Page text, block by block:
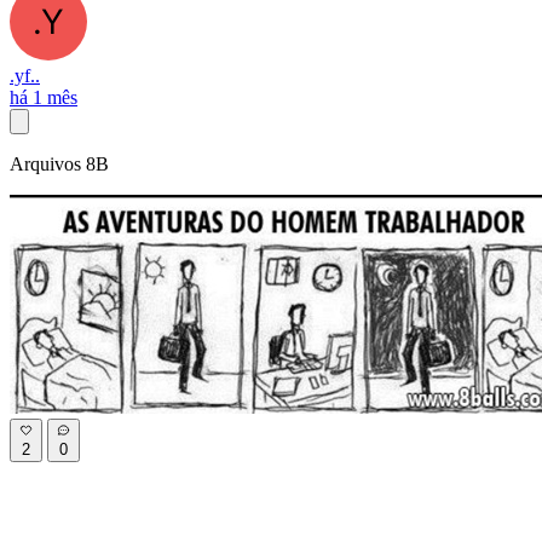
.yf..
há 1 mês
Arquivos 8B
2 0